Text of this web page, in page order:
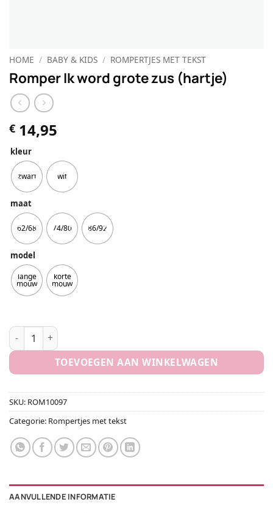
HOME / BABY & KIDS / ROMPERTJES MET TEKST
Romper Ik word grote zus (hartje)
€ 14,95
kleur
zwart wit
maat
62/68 74/80 86/92
model
lange
mouw
korte
mouw
Romper Ik word grote zus (hartje) aantal
TOEVOEGEN AAN WINKELWAGEN
SKU: ROM10097
Categorie: Rompertjes met tekst
AANVULLENDE INFORMATIE